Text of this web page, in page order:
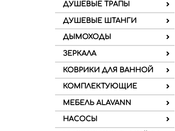
ДУШЕВЫЕ ТРАПЫ
ДУШЕВЫЕ ШТАНГИ
ДЫМОХОДЫ
ЗЕРКАЛА
КОВРИКИ ДЛЯ ВАННОЙ
КОМПЛЕКТУЮЩИЕ
МЕБЕЛЬ ALAVANN
НАСОСЫ